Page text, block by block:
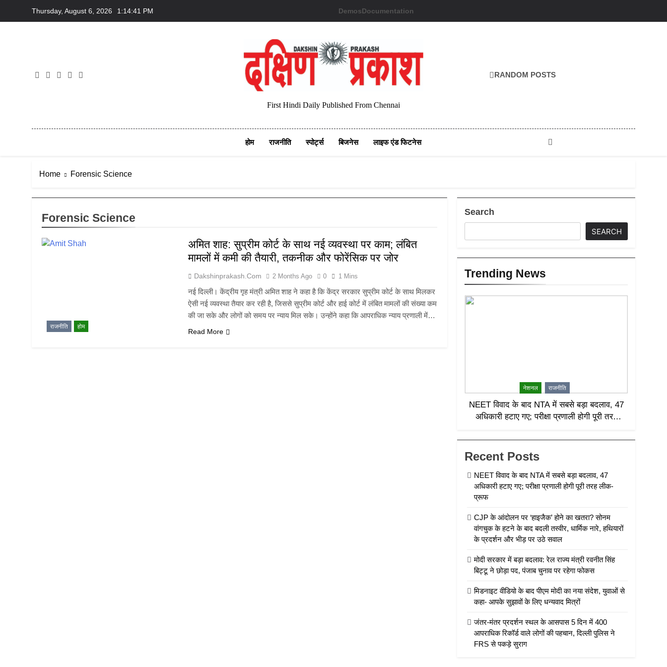
Thursday, August 6, 2026 1:14:42 PM DemosDocumentation
First Hindi Daily Published From Chennai
RANDOM POSTS
होम राजनीति स्पोर्ट्स बिजनेस लाइफ एंड फिटनेस
Home Forensic Science
Forensic Science
राजनीति होम
अमित शाह: सुप्रीम कोर्ट के साथ नई व्यवस्था पर काम; लंबित
मामलों में कमी की तैयारी, तकनीक और फोरेंसिक पर जोर
Dakshinprakash.com 2 Months Ago 0 1 Mins
नई दिल्ली। केंद्रीय गृह मंत्री अमित शाह ने कहा है कि केंद्र सरकार सुप्रीम कोर्ट के साथ मिलकर
ऐसी नई व्यवस्था तैयार कर रही है, जिससे सुप्रीम कोर्ट और हाई कोर्ट में लंबित मामलों की संख्या कम
की जा सके और लोगों को समय पर न्याय मिल सके। उन्होंने कहा कि आपराधिक न्याय प्रणाली में…
Read More
Search
SEARCH
Trending News
नेशनल राजनीति
NEET विवाद के बाद NTA में सबसे बड़ा बदलाव, 47
अधिकारी हटाए गए; परीक्षा प्रणाली होगी पूरी तरह
Recent Posts
NEET विवाद के बाद NTA में सबसे बड़ा बदलाव, 47
अधिकारी हटाए गए; परीक्षा प्रणाली होगी पूरी तरह लीक-
प्रूफ
CJP के आंदोलन पर ‘हाइजैक’ होने का खतरा? सोनम
वांगचुक के हटने के बाद बदली तस्वीर, धार्मिक नारे, हथियारों
के प्रदर्शन और भीड़ पर उठे सवाल
मोदी सरकार में बड़ा बदलाव: रेल राज्य मंत्री रवनीत सिंह
बिट्टू ने छोड़ा पद, पंजाब चुनाव पर रहेगा फोकस
मिडनाइट वीडियो के बाद पीएम मोदी का नया संदेश, युवाओं से
कहा- आपके सुझावों के लिए धन्यवाद मित्रों
जंतर-मंतर प्रदर्शन स्थल के आसपास 5 दिन में 400
आपराधिक रिकॉर्ड वाले लोगों की पहचान, दिल्ली पुलिस ने
FRS से पकड़े सुराग